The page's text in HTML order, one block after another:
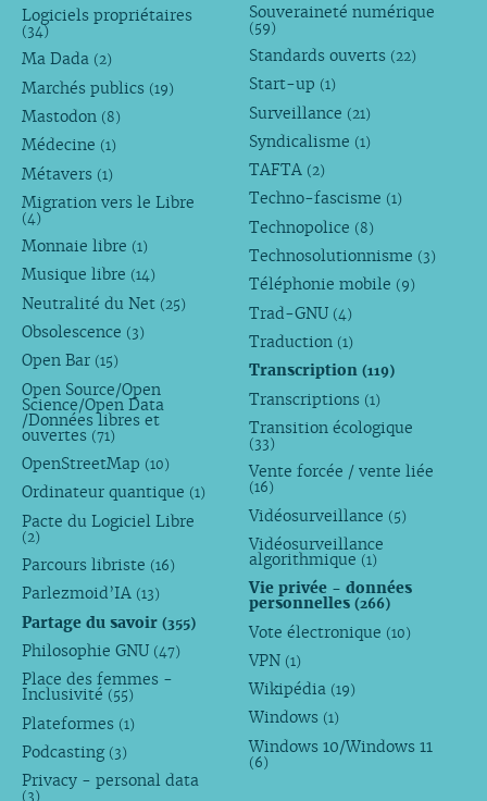
Logiciels propriétaires
(34)
Ma Dada (2)
Marchés publics (19)
Mastodon (8)
Médecine (1)
Métavers (1)
Migration vers le Libre
(4)
Monnaie libre (1)
Musique libre (14)
Neutralité du Net (25)
Obsolescence (3)
Open Bar (15)
Open Source/Open
Science/Open Data
/Données libres et
ouvertes (71)
OpenStreetMap (10)
Ordinateur quantique (1)
Pacte du Logiciel Libre
(2)
Parcours libriste (16)
Parlezmoid’IA (13)
Partage du savoir (355)
Philosophie GNU (47)
Place des femmes -
Inclusivité (55)
Plateformes (1)
Podcasting (3)
Privacy - personal data
(3)
Souveraineté numérique
(59)
Standards ouverts (22)
Start-up (1)
Surveillance (21)
Syndicalisme (1)
TAFTA (2)
Techno-fascisme (1)
Technopolice (8)
Technosolutionnisme (3)
Téléphonie mobile (9)
Trad-GNU (4)
Traduction (1)
Transcription(119)
Transcriptions (1)
Transition écologique
(33)
Vente forcée / vente liée
(16)
Vidéosurveillance (5)
Vidéosurveillance
algorithmique (1)
Vie privée - données
personnelles(266)
Vote électronique (10)
VPN (1)
Wikipédia (19)
Windows (1)
Windows 10/Windows 11
(6)